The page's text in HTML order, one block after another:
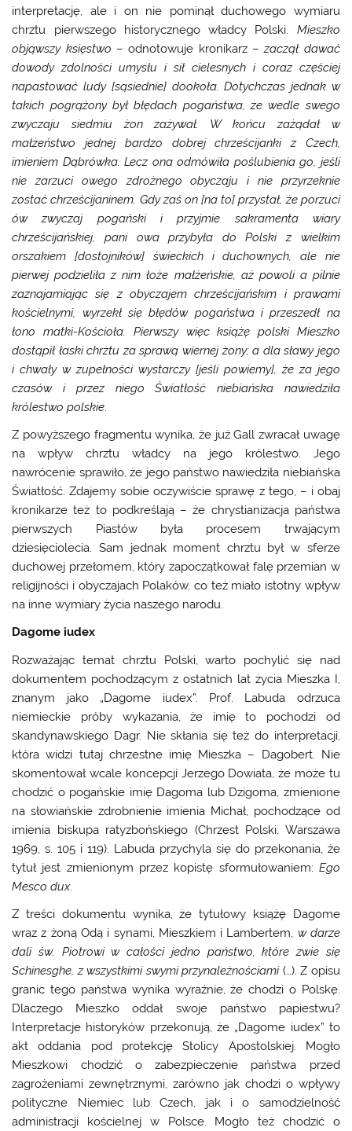
interpretację, ale i on nie pominął duchowego wymiaru
chrztu pierwszego historycznego władcy Polski. Mieszko
objąwszy księstwo – odnotowuje kronikarz –zaczął dawać
dowody zdolności umysłu i sił cielesnych i coraz częściej
napastować ludy [sąsiednie] dookoła. Dotychczas jednak w
takich pogrążony był błędach pogaństwa, że wedle swego
zwyczaju siedmiu żon zażywał. W końcu zażądał w
małżeństwo jednej bardzo dobrej chrześcijanki z Czech,
imieniem Dąbrówka. Lecz ona odmówiła poślubienia go, jeśli
nie zarzuci owego zdrożnego obyczaju i nie przyrzeknie
zostać chrześcijaninem. Gdy zaś on [na to] przystał, że porzuci
ów zwyczaj pogański i przyjmie sakramenta wiary
chrześcijańskiej, pani owa przybyła do Polski z wielkim
orszakiem [dostojników] świeckich i duchownych, ale nie
pierwej podzieliła z nim łoże małżeńskie, aż powoli a pilnie
zaznajamiając się z obyczajem chrześcijańskim i prawami
kościelnymi, wyrzekł się błędów pogaństwa i przeszedł na
łono matki-Kościoła. Pierwszy więc książę polski Mieszko
dostąpił łaski chrztu za sprawą wiernej żony; a dla sławy jego
i chwały w zupełności wystarczy [jeśli powiemy], że za jego
czasów i przez niego Światłość niebiańska nawiedziła
królestwo polskie.
Z powyższego fragmentu wynika, że już Gall zwracał uwagę
na wpływ chrztu władcy na jego królestwo. Jego
nawrócenie sprawiło, że jego państwo nawiedziła niebiańska
Światłość. Zdajemy sobie oczywiście sprawę z tego, – i obaj
kronikarze też to podkreślają – że chrystianizacja państwa
pierwszych Piastów była procesem trwającym
dziesięciolecia. Sam jednak moment chrztu był w sferze
duchowej przełomem, który zapoczątkował falę przemian w
religijności i obyczajach Polaków, co też miało istotny wpływ
na inne wymiary życia naszego narodu.
Dagome iudex
Rozważając temat chrztu Polski, warto pochylić się nad
dokumentem pochodzącym z ostatnich lat życia Mieszka I,
znanym jako „Dagome iudex”. Prof. Labuda odrzuca
niemieckie próby wykazania, że imię to pochodzi od
skandynawskiego Dagr. Nie skłania się też do interpretacji,
która widzi tutaj chrzestne imię Mieszka – Dagobert. Nie
skomentował wcale koncepcji Jerzego Dowiata, że może tu
chodzić o pogańskie imię Dagoma lub Dzigoma, zmienione
na słowiańskie zdrobnienie imienia Michał, pochodzące od
imienia biskupa ratyzbońskiego (Chrzest Polski, Warszawa
1969, s. 105 i 119). Labuda przychyla się do przekonania, że
tytuł jest zmienionym przez kopistę sformułowaniem: Ego
Mesco dux.
Z treści dokumentu wynika, że tytułowy książę Dagome
wraz z żoną Odą i synami, Mieszkiem i Lambertem, w darze
dali św. Piotrowi w całości jedno państwo, które zwie się
Schinesghe, z wszystkimi swymi przynależnościami(…). Z opisu
granic tego państwa wynika wyraźnie, że chodzi o Polskę.
Dlaczego Mieszko oddał swoje państwo papiestwu?
Interpretacje historyków przekonują, że „Dagome iudex” to
akt oddania pod protekcję Stolicy Apostolskiej. Mogło
Mieszkowi chodzić o zabezpieczenie państwa przed
zagrożeniami zewnętrznymi, zarówno jak chodzi o wpływy
polityczne Niemiec lub Czech, jak i o samodzielność
administracji kościelnej w Polsce. Mogło też chodzić o